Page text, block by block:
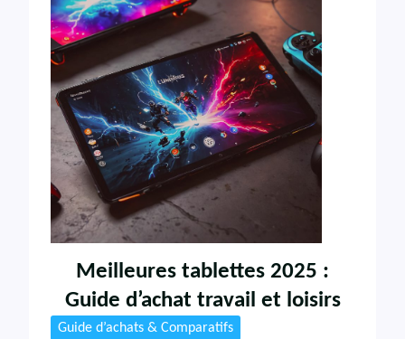
Meilleures tablettes 2025 :
Guide d’achat travail et loisirs
Guide d’achats & Comparatifs